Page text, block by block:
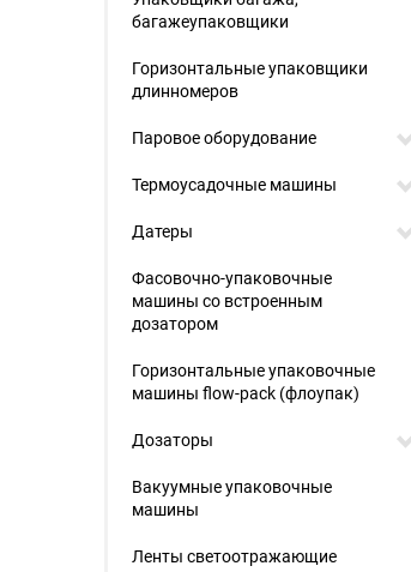
багажеупаковщики
Горизонтальные упаковщики
длинномеров
Паровое оборудование
Термоусадочные машины
Датеры
Фасовочно-упаковочные
машины со встроенным
дозатором
Горизонтальные упаковочные
машины flow-pack (флоупак)
Дозаторы
Вакуумные упаковочные
машины
Ленты светоотражающие